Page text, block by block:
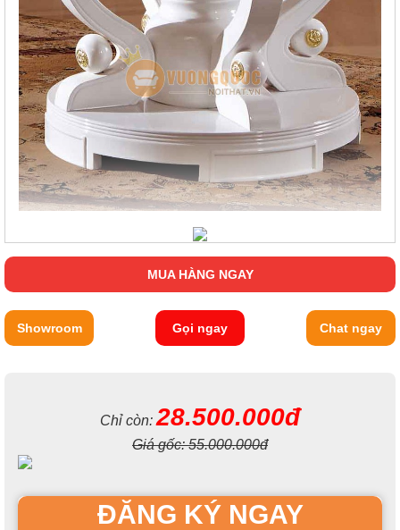
MUA HÀNG NGAY
Showroom Gọi ngay Chat ngay
Chỉ còn:28.500.000đ
Giá gốc:55.000.000đ
ĐĂNG KÝ NGAY